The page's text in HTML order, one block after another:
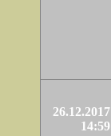
26.12.2017
14:59